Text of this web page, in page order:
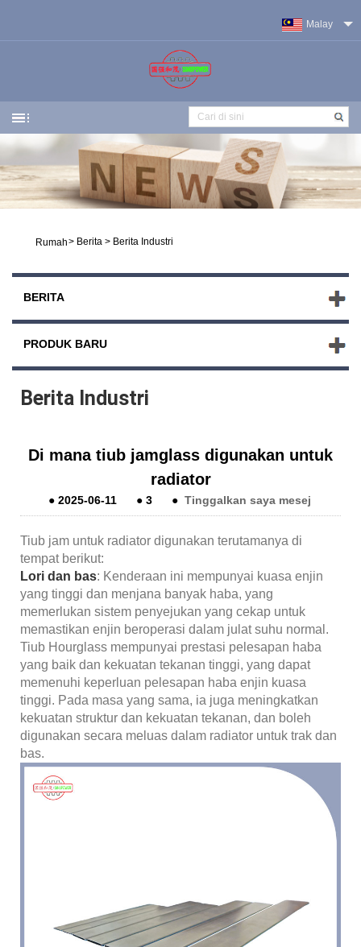
Malay
Rumah> Berita > Berita Industri
BERITA
PRODUK BARU
Berita Industri
Di mana tiub jamglass digunakan untuk
radiator
●2025-06-11 ●3 ● Tinggalkan saya mesej
Tiub jam untuk radiator digunakan terutamanya di
tempat berikut:
Lori dan bas: Kenderaan ini mempunyai kuasa enjin
yang tinggi dan menjana banyak haba, yang
memerlukan sistem penyejukan yang cekap untuk
memastikan enjin beroperasi dalam julat suhu normal.
Tiub Hourglass mempunyai prestasi pelesapan haba
yang baik dan kekuatan tekanan tinggi, yang dapat
memenuhi keperluan pelesapan haba enjin kuasa
tinggi. Pada masa yang sama, ia juga meningkatkan
kekuatan struktur dan kekuatan tekanan, dan boleh
digunakan secara meluas dalam radiator untuk trak dan
bas.